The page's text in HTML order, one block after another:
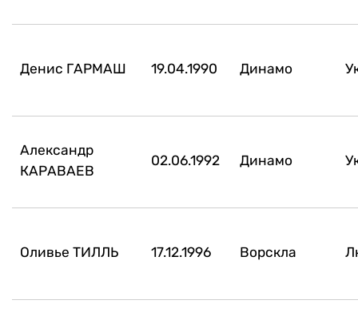
Денис ГАРМАШ 19.04.1990 Динамо
Александр
КАРАВАЕВ
02.06.1992 Динамо
Оливье ТИЛЛЬ 17.12.1996 Ворскла